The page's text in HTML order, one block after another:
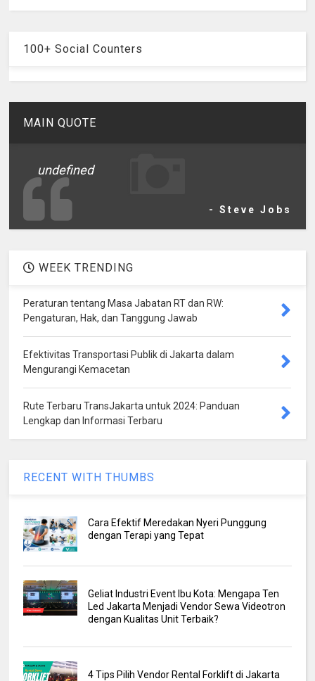
100+ Social Counters
MAIN QUOTE
undefined
- Steve Jobs
WEEK TRENDING
Peraturan tentang Masa Jabatan RT dan RW:
Pengaturan, Hak, dan Tanggung Jawab
Efektivitas Transportasi Publik di Jakarta dalam
Mengurangi Kemacetan
Rute Terbaru TransJakarta untuk 2024: Panduan
Lengkap dan Informasi Terbaru
RECENT WITH THUMBS
Cara Efektif Meredakan Nyeri Punggung
dengan Terapi yang Tepat
Geliat Industri Event Ibu Kota: Mengapa Ten
Led Jakarta Menjadi Vendor Sewa Videotron
dengan Kualitas Unit Terbaik?
4 Tips Pilih Vendor Rental Forklift di Jakarta